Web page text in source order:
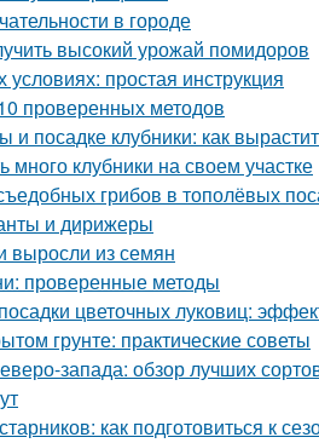
в городе
высокий урожай помидоров
простая инструкция
проверенных методов
посадке клубники: как
много клубники на своем участке
грибов в тополёвых
и дирижеры
выросли из семян
проверенные методы
цветочных луковиц:
грунте: практические советы
запада: обзор лучших
как подготовиться к